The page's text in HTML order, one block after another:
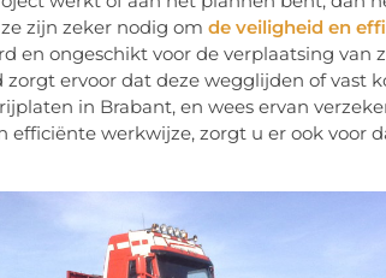
zijn zeker nodig om de veiligheid en
en ongeschikt voor de verplaatsing van
zorgt ervoor dat deze wegglijden of vast
in Brabant, en wees ervan
efficiënte werkwijze, zorgt u er ook voor